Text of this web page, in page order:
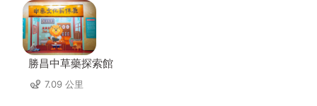
勝昌中草藥探索館
7.09 公里